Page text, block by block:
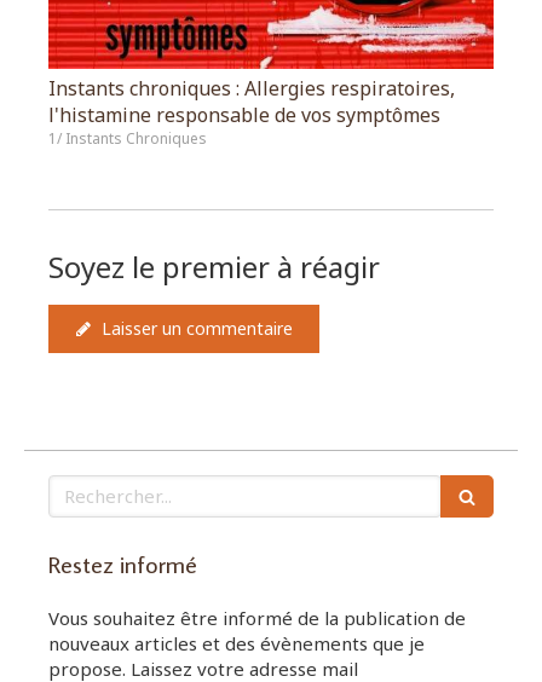
Instants chroniques : Allergies respiratoires,
l'histamine responsable de vos symptômes
1/ Instants Chroniques
Soyez le premier à réagir
Laisser un commentaire
Rechercher
Restez informé
Vous souhaitez être informé de la publication de
nouveaux articles et des évènements que je
propose. Laissez votre adresse mail